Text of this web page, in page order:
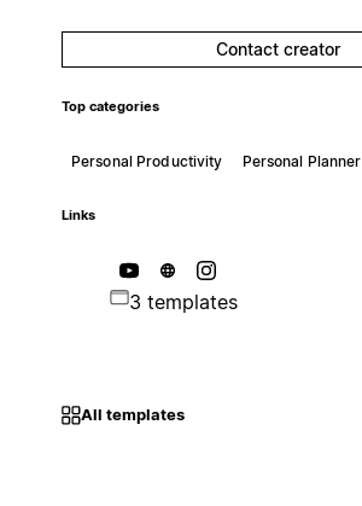
Contact creator
Top categories
Personal Productivity Personal Planner
Links
3 templates
All templates